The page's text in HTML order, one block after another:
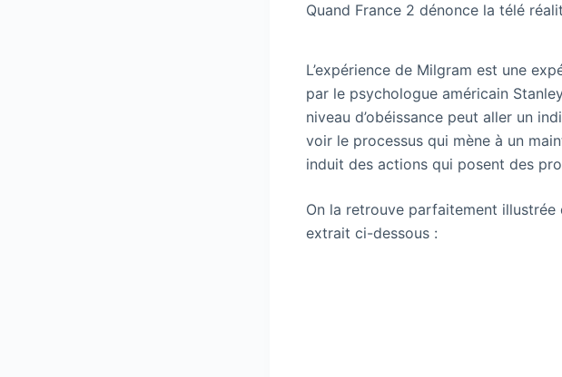
Quand France 2 dénonce la télé
L’expérience de Milgram est une
par le psychologue américain
niveau d’obéissance peut aller un
voir le processus qui mène à un
induit des actions qui posent des
On la retrouve parfaitement illustrée
extrait ci-dessous :